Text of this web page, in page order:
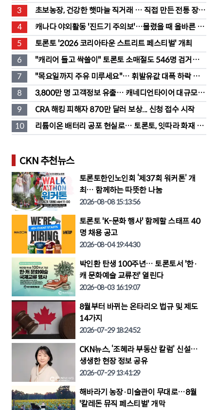
트리트 바뀐다”
3
초보농장, 건강한 햇마늘 직거래 … 직접 만든 전통 장류
도 판매
4
캐나다 야외활동 '진드기 주의보'…물렸을 때 올바른 대
처법은?
5
토론토 '2026 코리아타운 스트리트 페스티벌' 개최
6
"캐리어 들고 싹쓸이" 토론토 소매절도 546명 검거…
훔친 물건 재유통
7
"목요일까지 주유 미루세요"… 휘발유값 대폭 하락 예
고
8
3,800만 명 고객정보 유출… 캐네디언타이어 대규모 집
단소송 직면
9
CRA 해킹 피해자 870만 달러 보상... 신청 접수 시작
10
리튬이온 배터리 공포 현실로… 토론토, 잇따라 화재 발
생
CKN 추천뉴스
토론토한인노인회 ‘제37회 워커톤’ 개
최… 함께하는 따뜻한 나눔
2026-08-08 15:13:56
토론토 'K-문화 행사' 함께할 스태프 40
명 채용 공고
2026-08-04 19:44:30
박인환 탄생 100주년… 토론토서 '한·
캐 문화예술 교류전' 열린다
2026-08-03 16:19:07
8월부터 바뀌는 온타리오 법규 및 제도
14가지
2026-07-29 18:24:52
CKN뉴스, ‘조혜라 부동산 칼럼’ 신설…
생생한 현장 정보 공유
2026-07-29 13:41:29
해바라기 농장·미술관이 무대로…8월
'칼레돈 뮤직 페스티벌' 개막